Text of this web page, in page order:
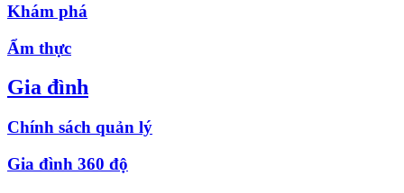
Khám phá
Ẩm thực
Gia đình
Chính sách quản lý
Gia đình 360 độ